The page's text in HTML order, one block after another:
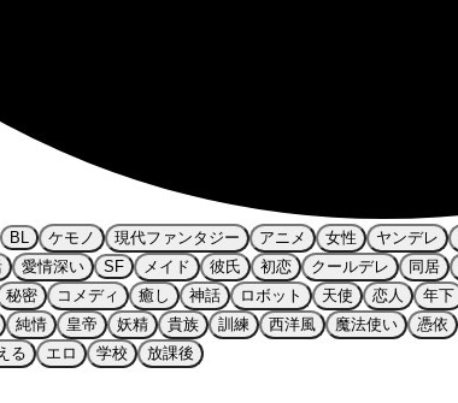
BL ケモノ 現代ファンタジー アニメ 女性 ヤンデレ
愛情深い SF メイド 彼氏 初恋 クールデレ 同居
秘密 コメディ 癒し 神話 ロボット 天使 恋人 年下
純情 皇帝 妖精 貴族 訓練 西洋風 魔法使い 憑依
る エロ 学校
放課後